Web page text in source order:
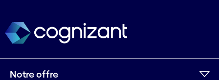
Notre offre